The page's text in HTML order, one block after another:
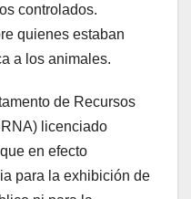
controlados.
quienes estaban
a los animales.
de Recursos
licenciado
en efecto
para la exhibición de